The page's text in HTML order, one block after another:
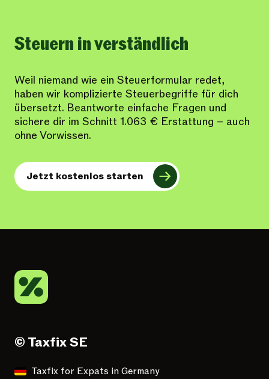
Steuern in verständlich
Weil niemand wie ein Steuerformular redet,
haben wir komplizierte Steuerbegriffe für dich
übersetzt. Beantworte einfache Fragen und
sichere dir im Schnitt 1.063 € Erstattung – auch
ohne Vorwissen.
Jetzt kostenlos starten
© Taxfix SE
Taxfix for Expats in Germany